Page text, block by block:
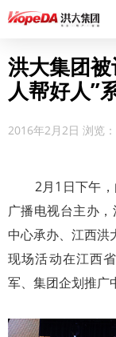
洪大集团
人帮好人”
2016年2月2日 浏览
2月1日下午，
广播电视台主办
中心承办、江西洪
现场活动在江西
军、集团企划推广